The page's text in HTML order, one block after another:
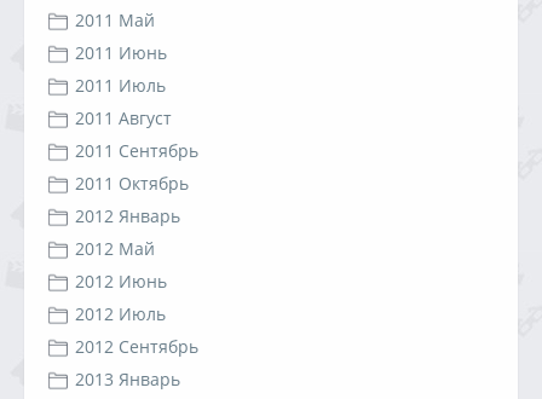
2011 Май
2011 Июнь
2011 Июль
2011 Август
2011 Сентябрь
2011 Октябрь
2012 Январь
2012 Май
2012 Июнь
2012 Июль
2012 Сентябрь
2013 Январь